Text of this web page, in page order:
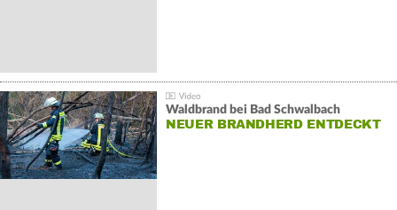
Waldbrand bei Bad Schwalbach
NEUER BRANDHERD ENTDECKT